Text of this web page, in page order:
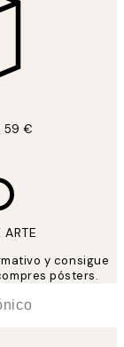
59 €
y consigue
pósters.